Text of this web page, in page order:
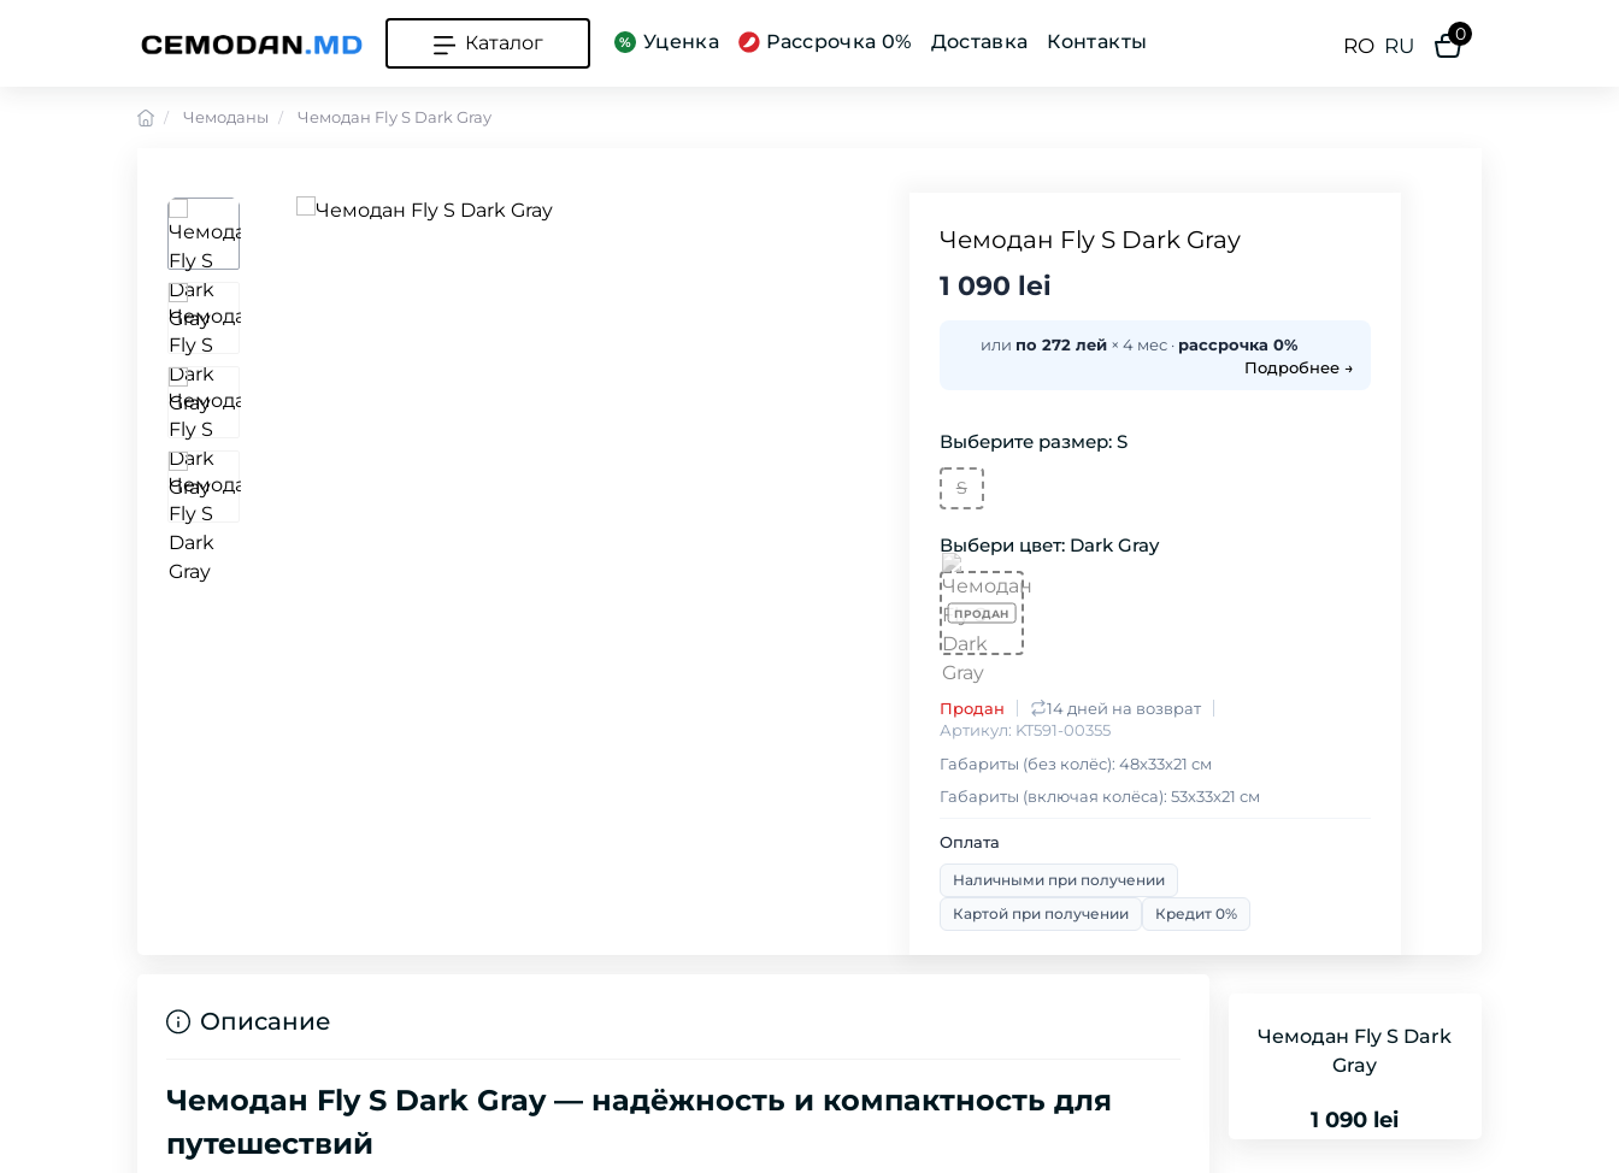
Каталог Уценка Рассрочка 0% Доставка Контакты RO RU 0
Чемоданы Чемодан Fly S Dark Gray
Чемодан Fly S Dark Gray
1 090 lei
или по 272 лей× 4 мес · рассрочка 0%
Подробнее →
Выберите размер: S
S
Выбери цвет: Dark Gray
Продан
14 дней на возврат
Артикул: KT591-00355
Габариты (без колёс): 48х33х21 см
Габариты (включая колёса): 53х33х21 см
Оплата
Наличными при получении
Картой при получении
Кредит 0%
Чемодан Fly S Dark
Gray
1 090 lei
Описание
Чемодан Fly S Dark Gray — надёжность и компактность для
путешествий